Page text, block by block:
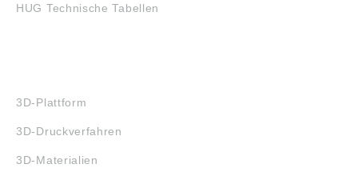
HUG Technische Tabellen
3D-Plattform
3D-Druckverfahren
3D-Materialien